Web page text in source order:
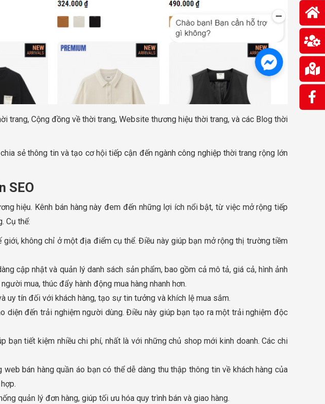
Cộng đồng về thời trang, Website thương hiệu thời trang, và các Blog thời
sẻ thông tin và tạo cơ hội tiếp cận đến ngành công nghiệp thời trang rộng lớn
SEO
hiệu. Kênh bán hàng này đem đến những lợi ích nổi bật, từ việc mở rộng tiếp
Cụ thể:
không chỉ ở một địa điểm cụ thể. Điều này giúp bạn mở rộng thị trường tiềm
cập nhật và quản lý danh sách sản phẩm, bao gồm cả mô tả, giá cả, hình ảnh
mua, thúc đẩy hành động mua hàng nhanh hơn.
uy tín đối với khách hàng, tạo sự tin tưởng và khích lệ mua sắm.
diện đến trải nghiệm người dùng. Điều này giúp bạn tạo ra một trải nghiệm độc
tiết kiệm nhiều chi phí, nhất là với những chủ shop mới kinh doanh. Các chi
bán hàng quần áo bạn có thể dễ dàng thu thập thông tin về khách hàng của
quản lý đơn hàng, giúp tối ưu hóa quy trình bán và giao hàng.